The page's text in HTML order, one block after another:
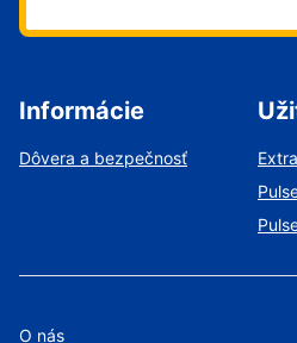
Informácie
Dôvera a bezpečnosť
O nás